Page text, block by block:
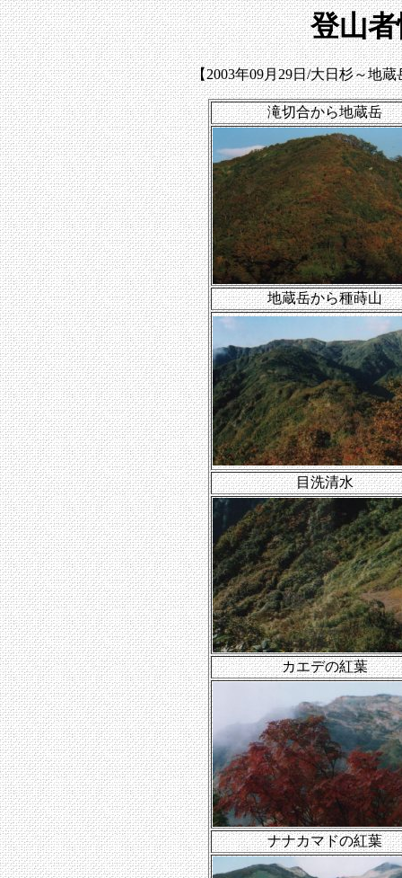
登山
【2003年09月29日/大日杉～地
滝切合から地蔵岳
地蔵岳から種蒔山
目洗清水
カエデの紅葉
ナナカマドの紅葉